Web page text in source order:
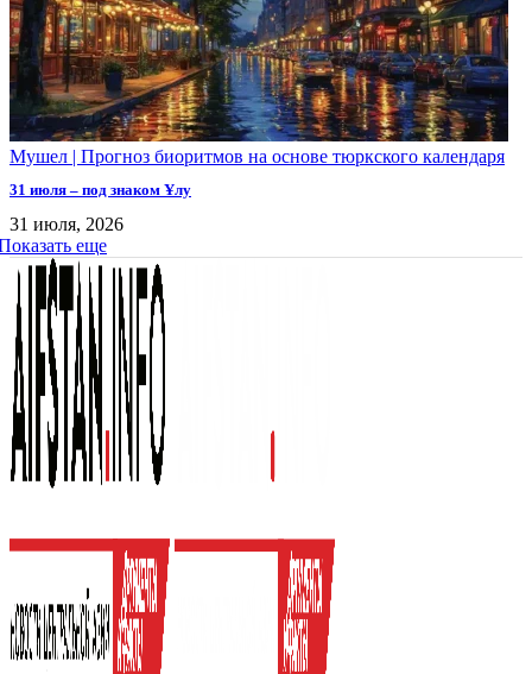
Мушел | Прогноз биоритмов на основе тюркского календаря
31 июля – под знаком Ұлу
31 июля, 2026
еще